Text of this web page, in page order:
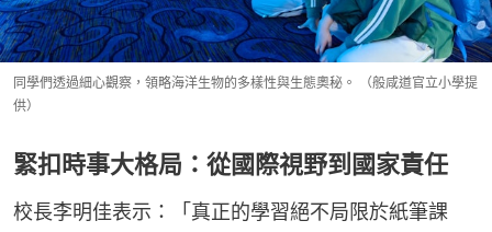
同學們透過細心觀察，領略海洋生物的多樣性與生態奧秘。 （般咸道官立小學提
供）
緊扣時事大格局：從國際視野到國家責任
校長李明佳表示：「真正的學習絕不局限於紙筆課